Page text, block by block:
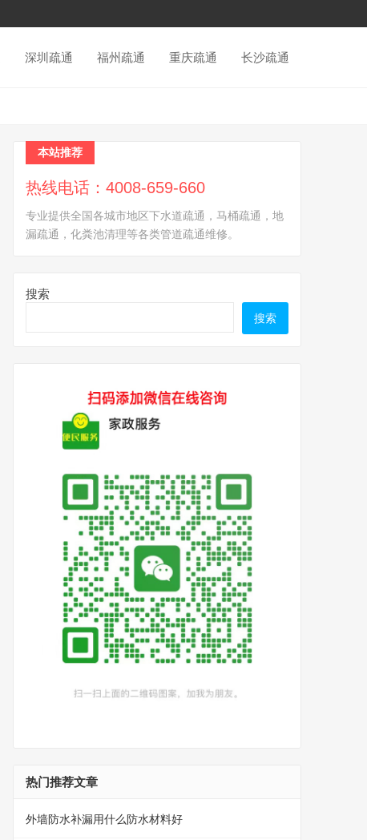
深圳疏通 福州疏通 重庆疏通 长沙疏通
本站推荐
热线电话：4008-659-660
专业提供全国各城市地区下水道疏通，马桶疏通，地
漏疏通，化粪池清理等各类管道疏通维修。
搜索
搜索
热门推荐文章
外墙防水补漏用什么防水材料好